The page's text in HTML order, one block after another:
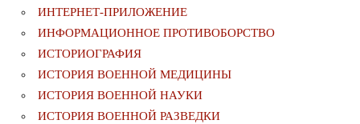
ИНТЕРНЕТ-ПРИЛОЖЕНИЕ
ИНФОРМАЦИОННОЕ ПРОТИВОБОРСТВО
ИСТОРИОГРАФИЯ
ИСТОРИЯ ВОЕННОЙ МЕДИЦИНЫ
ИСТОРИЯ ВОЕННОЙ НАУКИ
ИСТОРИЯ ВОЕННОЙ РАЗВЕДКИ